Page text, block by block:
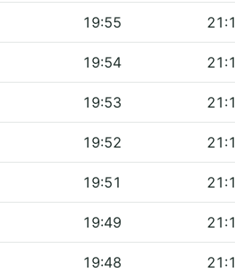
19:55
19:54
19:53
19:52
19:51
19:49
19:48